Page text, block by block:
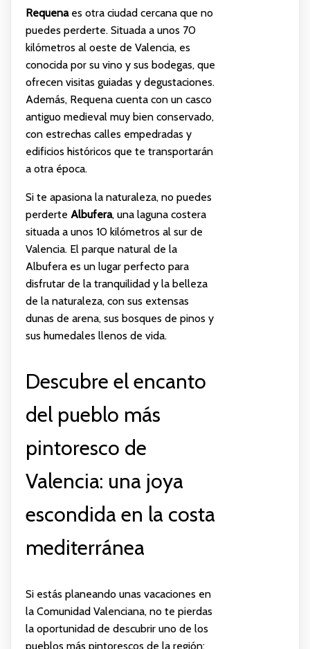
Requenaes otra ciudad cercana que no
puedes perderte. Situada a unos 70
kilómetros al oeste de Valencia, es
conocida por su vino y sus bodegas, que
ofrecen visitas guiadas y degustaciones.
Además, Requena cuenta con un casco
antiguo medieval muy bien conservado,
con estrechas calles empedradas y
edificios históricos que te transportarán
a otra época.
Si te apasiona la naturaleza, no puedes
perderte Albufera, una laguna costera
situada a unos 10 kilómetros al sur de
Valencia. El parque natural de la
Albufera es un lugar perfecto para
disfrutar de la tranquilidad y la belleza
de la naturaleza, con sus extensas
dunas de arena, sus bosques de pinos y
sus humedales llenos de vida.
Descubre el encanto
del pueblo más
pintoresco de
Valencia: una joya
escondida en la costa
mediterránea
Si estás planeando unas vacaciones en
la Comunidad Valenciana, no te pierdas
la oportunidad de descubrir uno de los
pueblos más pintorescos de la región: